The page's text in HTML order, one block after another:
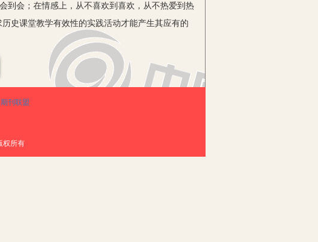
到会；在情感上，从不喜欢到喜欢，从不热爱到热
史课堂教学有效性的实践活动才能产生其应有的
接点，帮助学生知古鉴今，拓展思维，追寻事物
习到的知识运用到实际的学习和生活中去。
期刊联盟
权所有